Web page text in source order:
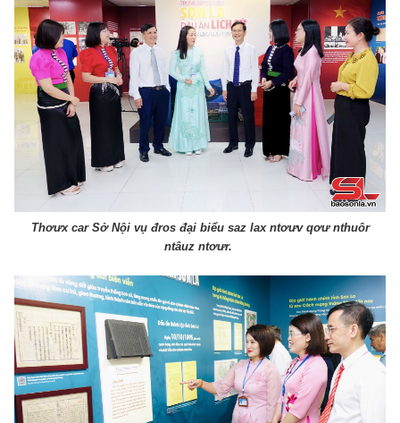
Thơưx car Sở Nội vụ đros đại biểu saz lax ntơưv qơư nthuôr
ntâuz ntơưr.